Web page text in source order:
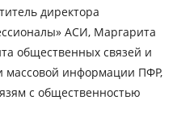
директора
АСИ, Маргарита
общественных связей и
массовой информации ПФР,
с общественностью